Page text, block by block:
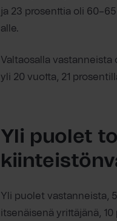
ja 23 prosenttia oli
alle.
Valtaosalla
yli 20 vuotta, 21
Yli puolet
Yli puolet vastanneista,
itsenäisenä yrittäjänä,